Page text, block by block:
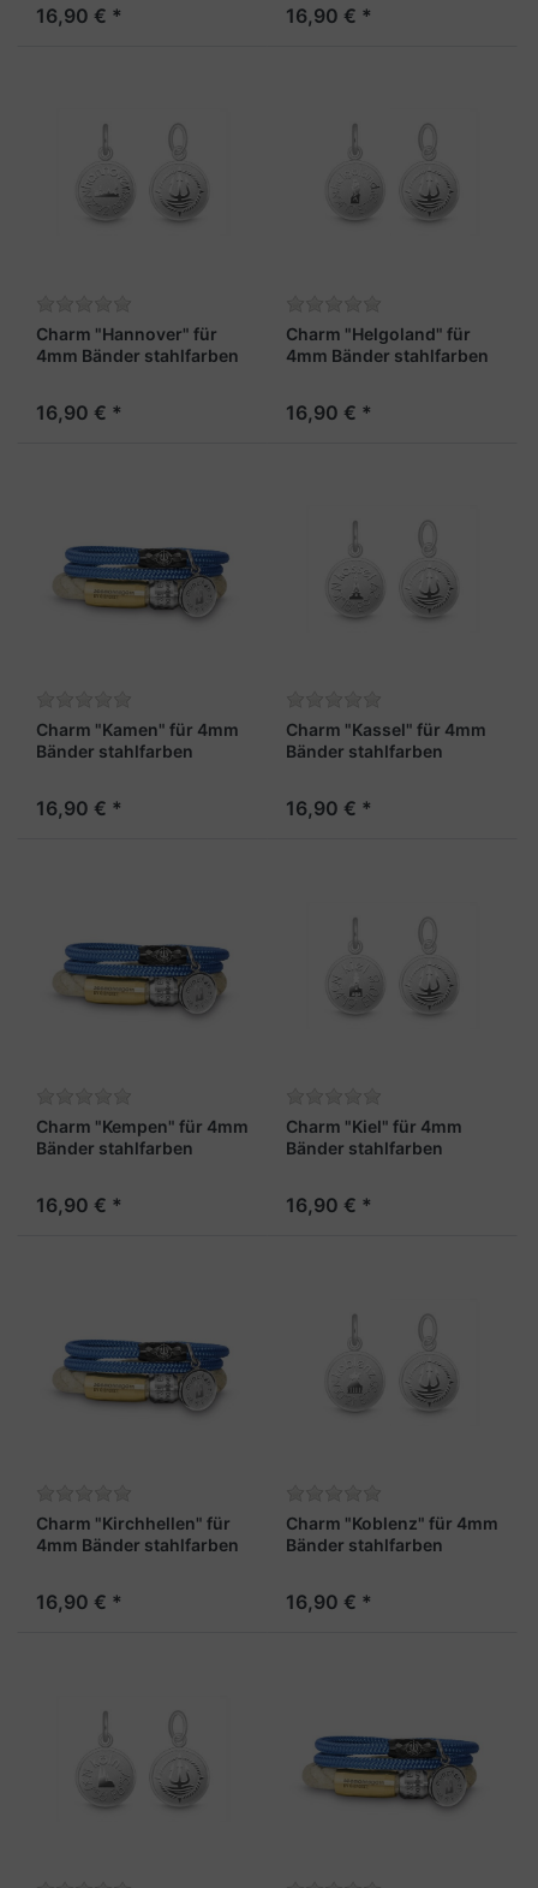
16,90 € * 16,90 € *
Charm "Hannover" für
4mm Bänder stahlfarben
16,90 € *
Charm "Helgoland" für
4mm Bänder stahlfarben
16,90 € *
Charm "Kamen" für 4mm
Bänder stahlfarben
16,90 € *
Charm "Kassel" für 4mm
Bänder stahlfarben
16,90 € *
Charm "Kempen" für 4mm
Bänder stahlfarben
16,90 € *
Charm "Kiel" für 4mm
Bänder stahlfarben
16,90 € *
Charm "Kirchhellen" für
4mm Bänder stahlfarben
16,90 € *
Charm "Koblenz" für 4mm
Bänder stahlfarben
16,90 € *